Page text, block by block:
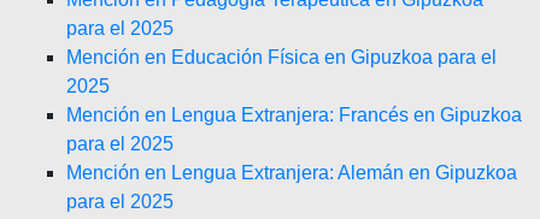
para el 2025
Mención en Educación Física en Gipuzkoa para el
2025
Mención en Lengua Extranjera: Francés en Gipuzkoa
para el 2025
Mención en Lengua Extranjera: Alemán en Gipuzkoa
para el 2025